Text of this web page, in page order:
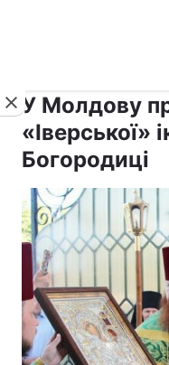
У Молдову
«Іверської»
Богородиці